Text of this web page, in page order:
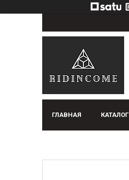
ГЛАВНАЯ КАТАЛОГ